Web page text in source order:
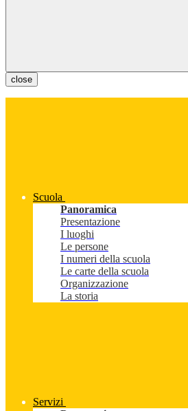
close
Scuola
Panoramica
Presentazione
I luoghi
Le persone
I numeri della scuola
Le carte della scuola
Organizzazione
La storia
Servizi